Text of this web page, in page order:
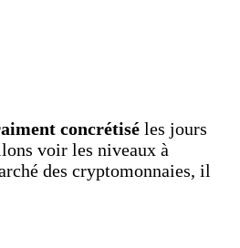
concrétisé les jours
voir les niveaux à
des cryptomonnaies, il